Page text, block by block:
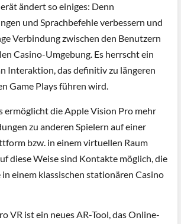
ändert so einiges: Denn
und Sprachbefehle verbessern und
Verbindung zwischen den Benutzern
Casino-Umgebung. Es herrscht ein
Interaktion, das definitiv zu längeren
Game Plays führen wird.
ermöglicht die Apple Vision Pro mehr
zu anderen Spielern auf einer
bzw. in einem virtuellen Raum
diese Weise sind Kontakte möglich, die
einem klassischen stationären Casino
VR ist ein neues AR-Tool, das Online-